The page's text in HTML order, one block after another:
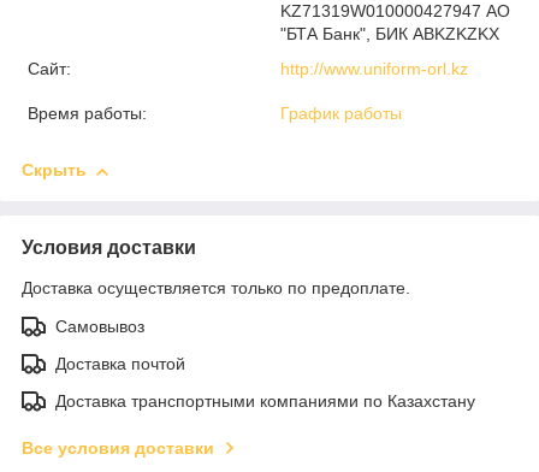
KZ71319W010000427947 АО
"БТА Банк", БИК ABKZKZKX
Сайт:
http://www.uniform-orl.kz
Время работы: График работы
Скрыть
Условия доставки
Доставка осуществляется только по предоплате.
Самовывоз
Доставка почтой
Доставка транспортными компаниями по Казахстану
Все условия доставки